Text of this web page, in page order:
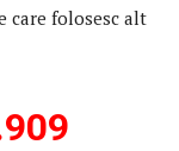
care folosesc alt